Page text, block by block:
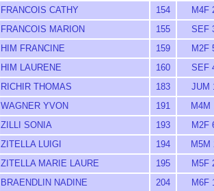
FRANCOIS CATHY 154 M4F
FRANCOIS MARION 155 SEF
HIM FRANCINE 159 M2F
HIM LAURENE 160 SEF
RICHIR THOMAS 183 JUM
WAGNER YVON 191 M4M
ZILLI SONIA 193 M2F
ZITELLA LUIGI 194 M5M
ZITELLA MARIE LAURE 195 M5F
BRAENDLIN NADINE 204 M6F